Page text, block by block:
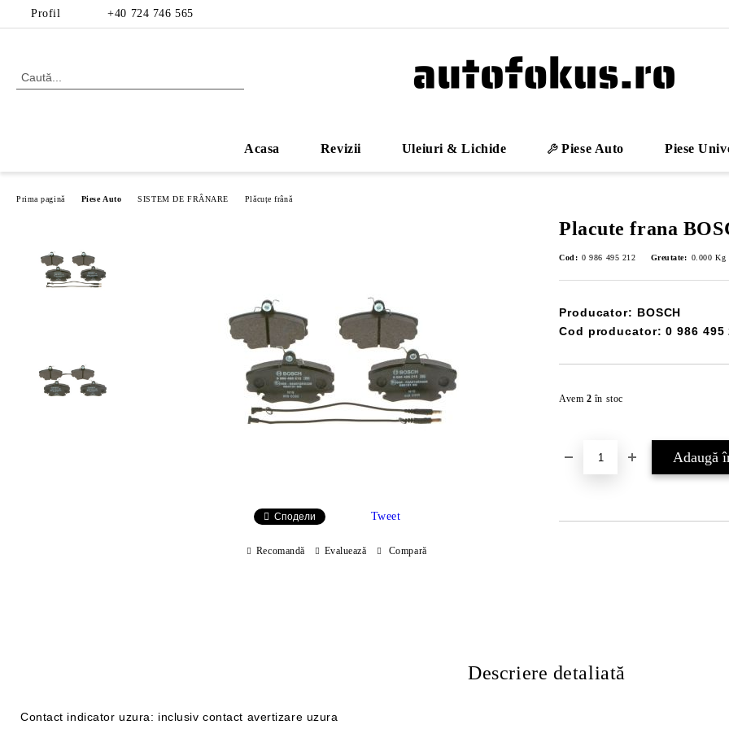
Profil +40 724 746 565
Acasa Revizii Uleiuri & Lichide Piese Auto Piese
Prima pagină Piese Auto SISTEM DE FRÂNARE Plăcuțe frână
Placute frana
Cod: 0 986 495 212 Greutate: 0.000 Kg
Producator: BOSCH
Cod producator: 0 986 495
Avem 2 în stoc
Сподели Tweet
Recomandă Evaluează Compară
Descriere detaliată
Contact indicator uzura: inclusiv contact avertizare uzura